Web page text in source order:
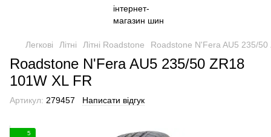
Легкові Літні Літні Roadstone Roadstone N'Fera AU5 235/
Roadstone N'Fera AU5 235/50 ZR18
101W XL FR
Артикул: 279457 Написати відгук
5